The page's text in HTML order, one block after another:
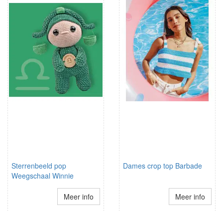
Sterrenbeeld pop
Weegschaal Winnie
Meer info
Dames crop top Barbade
Meer info